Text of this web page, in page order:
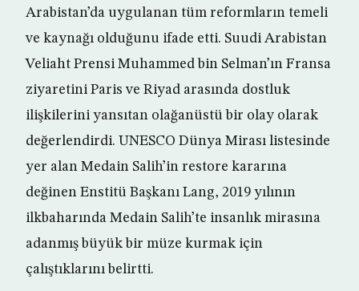
Arabistan’da uygulanan tüm reformların temeli
ve kaynağı olduğunu ifade etti. Suudi Arabistan
Veliaht Prensi Muhammed bin Selman’ın Fransa
ziyaretini Paris ve Riyad arasında dostluk
ilişkilerini yansıtan olağanüstü bir olay olarak
değerlendirdi. UNESCO Dünya Mirası listesinde
yer alan Medain Salih’in restore kararına
değinen Enstitü Başkanı Lang, 2019 yılının
ilkbaharında Medain Salih’te insanlık mirasına
adanmış büyük bir müze kurmak için
çalıştıklarını belirtti.